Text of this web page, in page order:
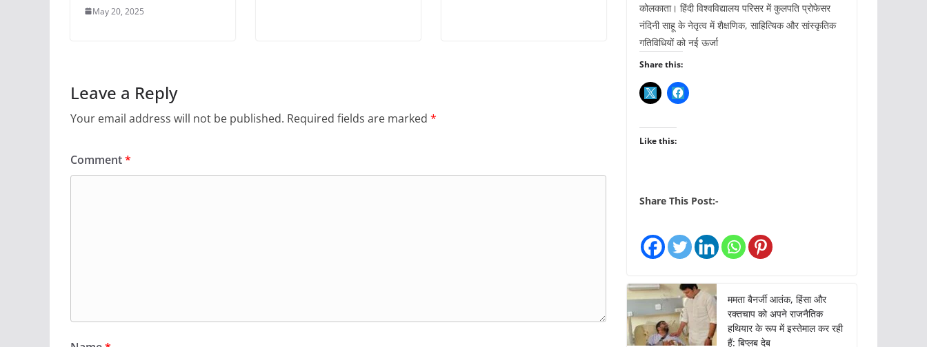
May 20, 2025
Leave a Reply
Your email address will not be published. Required fields are marked *
Comment*
कोलकाता। हिंदी विश्वविद्यालय परिसर में कुलपति प्रोफेसर
नंदिनी साहू के नेतृत्व में शैक्षणिक, साहित्यिक और सांस्कृतिक
गतिविधियों को नई ऊर्जा
Share this:
Like this:
Share This Post:-
ममता बैनर्जी आतंक, हिंसा और
रक्तचाप को अपने राजनैतिक
हथियार के रूप में इस्तेमाल कर रही
हैं: बिप्लब देब